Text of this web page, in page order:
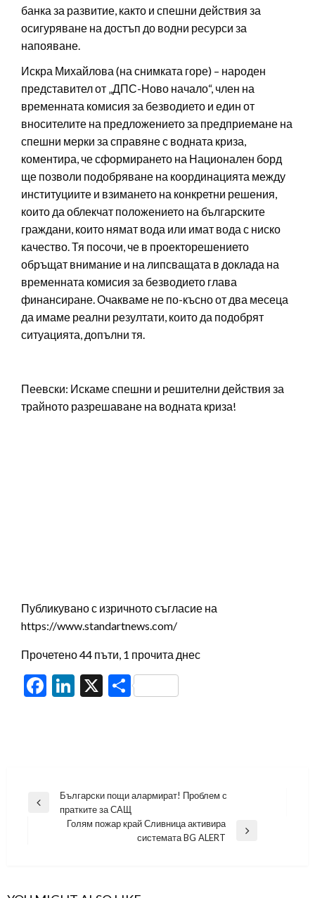
банка за развитие, както и спешни действия за
осигуряване на достъп до водни ресурси за
напояване.
Искра Михайлова (на снимката горе) – народен
представител от „ДПС-Ново начало“, член на
временната комисия за безводието и един от
вносителите на предложението за предприемане на
спешни мерки за справяне с водната криза,
коментира, че сформирането на Национален борд
ще позволи подобряване на координацията между
институциите и взимането на конкретни решения,
които да облекчат положението на българските
граждани, които нямат вода или имат вода с ниско
качество. Тя посочи, че в проекторешението
обръщат внимание и на липсващата в доклада на
временната комисия за безводието глава
финансиране. Очакваме не по-късно от два месеца
да имаме реални резултати, които да подобрят
ситуацията, допълни тя.
Пеевски: Искаме спешни и решителни действия за
трайното разрешаване на водната криза!
Публикувано с изричното съгласие на
https://www.standartnews.com/
Прочетено 44 пъти, 1 прочита днес
Facebook
LinkedIn
X Share
Навигация
Previous
Български пощи алармират! Проблем с
пратките за САЩ
Голям пожар край Сливница активира
системата BG ALERT